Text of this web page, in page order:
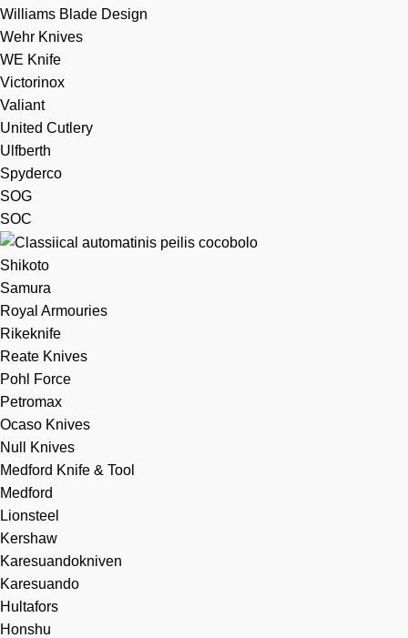
Williams Blade Design
Wehr Knives
WE Knife
Victorinox
Valiant
United Cutlery
Ulfberth
Spyderco
SOG
SOC
Shikoto
Samura
Royal Armouries
Rikeknife
Reate Knives
Pohl Force
Petromax
Ocaso Knives
Null Knives
Medford Knife & Tool
Medford
Lionsteel
Kershaw
Karesuandokniven
Karesuando
Hultafors
Honshu